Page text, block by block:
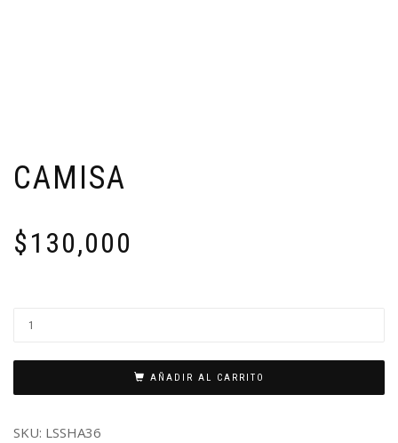
CAMISA
$130,000
AÑADIR AL CARRITO
SKU: LSSHA36